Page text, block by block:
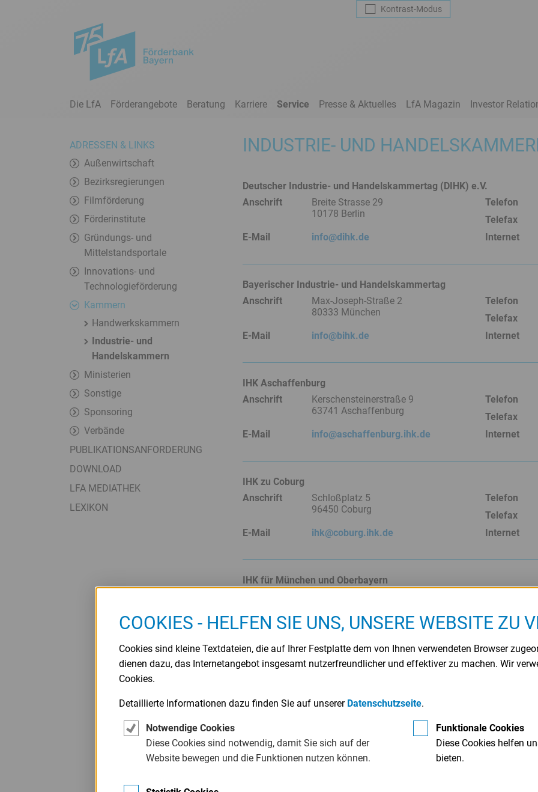
Kontrast-Modus
Die LfA Förderangebote Beratung Karriere Service Presse & Aktuelles LfA Magazin Investor
ADRESSEN & LINKS
Außenwirtschaft
Bezirksregierungen
Filmförderung
Förderinstitute
Gründungs- und
Mittelstandsportale
Innovations- und
Technologieförderung
Kammern
Handwerkskammern
Industrie- und
Handelskammern
Ministerien
Sonstige
Sponsoring
Verbände
PUBLIKATIONSANFORDERUNG
DOWNLOAD
LFA MEDIATHEK
LEXIKON
INDUSTRIE- UND
Deutscher Industrie- und Handelskammertag (DIHK) e.V.
Anschrift
Breite Strasse 29
10178 Berlin
Telefon
Telefax
E-Mail
info@dihk.de Internet
Bayerischer Industrie- und Handelskammertag
Anschrift
Max-Joseph-Straße 2
80333 München
Telefon
Telefax
E-Mail
info@bihk.de Internet
IHK Aschaffenburg
Anschrift
Kerschensteinerstraße 9
63741 Aschaffenburg
Telefon
Telefax
E-Mail
info@aschaffenburg.ihk.de Internet
IHK zu Coburg
Anschrift
Schloßplatz 5
96450 Coburg
Telefon
Telefax
E-Mail
ihk@coburg.ihk.de Internet
IHK für München und Oberbayern
Telefax
E-Mail
info@muenchen.ihk.de Internet
94032 Passau
Internet
COOKIES - HELFEN SIE UNS, UNSERE WEBSITE ZU
Cookies sind kleine Textdateien, die auf Ihrer Festplatte dem von Ihnen verwendeten Browser
dienen dazu, das Internetangebot insgesamt nutzerfreundlicher und effektiver zu machen. Wir
Cookies.
Detaillierte Informationen dazu finden Sie auf unserer Datenschutzseite.
Notwendige Cookies
Diese Cookies sind notwendig, damit Sie sich auf der
Website bewegen und die Funktionen nutzen können.
Funktionale Cookies
Diese Cookies helfen
bieten.